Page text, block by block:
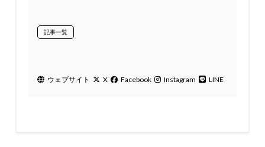
記事一覧
ウェブサイト X Facebook Instagram LINE